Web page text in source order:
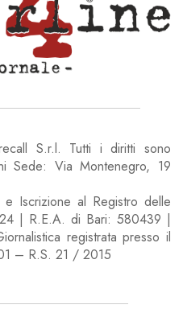
S.r.l. Tutti i diritti sono
Sede: Via Montenegro, 19
Iscrizione al Registro delle
| R.E.A. di Bari: 580439 |
registrata presso il
– R.S. 21 / 2015